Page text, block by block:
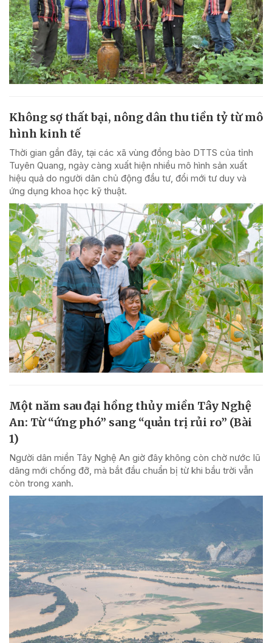
Không sợ thất bại, nông dân thu tiền tỷ từ mô
hình kinh tế
Thời gian gần đây, tại các xã vùng đồng bào DTTS của tỉnh
Tuyên Quang, ngày càng xuất hiện nhiều mô hình sản xuất
hiệu quả do người dân chủ động đầu tư, đổi mới tư duy và
ứng dụng khoa học kỹ thuật.
Một năm sau đại hồng thủy miền Tây Nghệ
An: Từ “ứng phó” sang “quản trị rủi ro” (Bài
1)
Người dân miền Tây Nghệ An giờ đây không còn chờ nước lũ
dâng mới chống đỡ, mà bắt đầu chuẩn bị từ khi bầu trời vẫn
còn trong xanh.